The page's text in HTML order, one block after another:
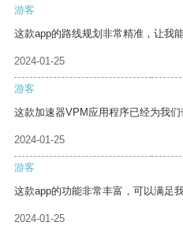
游客
这款app的路线规划非常精准，让我
2024-01-25
游客
这款加速器VPM应用程序已经为我们
2024-01-25
游客
这款app的功能非常丰富，可以满足
2024-01-25